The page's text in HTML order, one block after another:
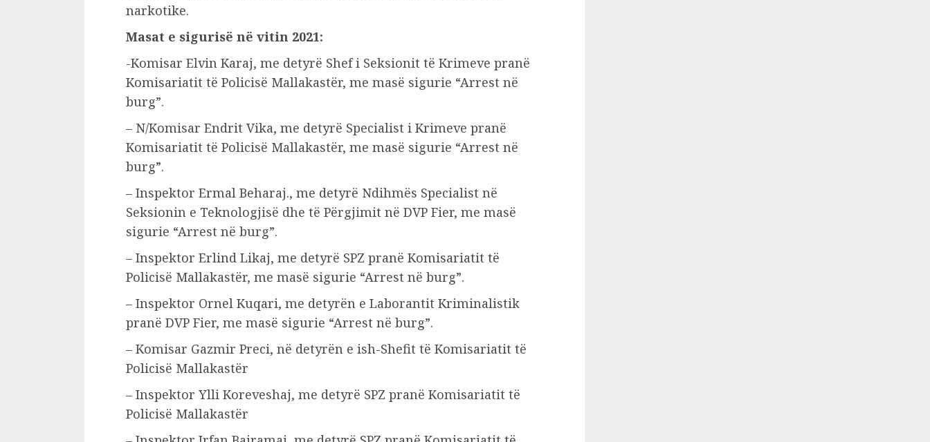
narkotike.
Masat e sigurisë në vitin 2021:
-Komisar Elvin Karaj, me detyrë Shef i Seksionit të Krimeve pranë
Komisariatit të Policisë Mallakastër, me masë sigurie “Arrest në
burg”.
– N/Komisar Endrit Vika, me detyrë Specialist i Krimeve pranë
Komisariatit të Policisë Mallakastër, me masë sigurie “Arrest në
burg”.
– Inspektor Ermal Beharaj., me detyrë Ndihmës Specialist në
Seksionin e Teknologjisë dhe të Përgjimit në DVP Fier, me masë
sigurie “Arrest në burg”.
– Inspektor Erlind Likaj, me detyrë SPZ pranë Komisariatit të
Policisë Mallakastër, me masë sigurie “Arrest në burg”.
– Inspektor Ornel Kuqari, me detyrën e Laborantit Kriminalistik
pranë DVP Fier, me masë sigurie “Arrest në burg”.
– Komisar Gazmir Preci, në detyrën e ish-Shefit të Komisariatit të
Policisë Mallakastër
– Inspektor Ylli Koreveshaj, me detyrë SPZ pranë Komisariatit të
Policisë Mallakastër